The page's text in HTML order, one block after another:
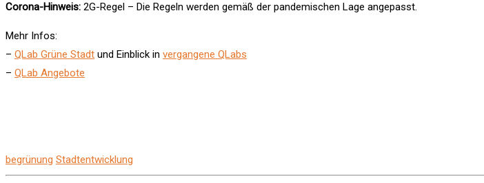
Corona-Hinweis: 2G-Regel – Die Regeln werden gemäß der pandemischen Lage angepasst.
Mehr Infos:
– QLab Grüne Stadt und Einblick in vergangene QLabs
– QLab Angebote
begrünung Stadtentwicklung